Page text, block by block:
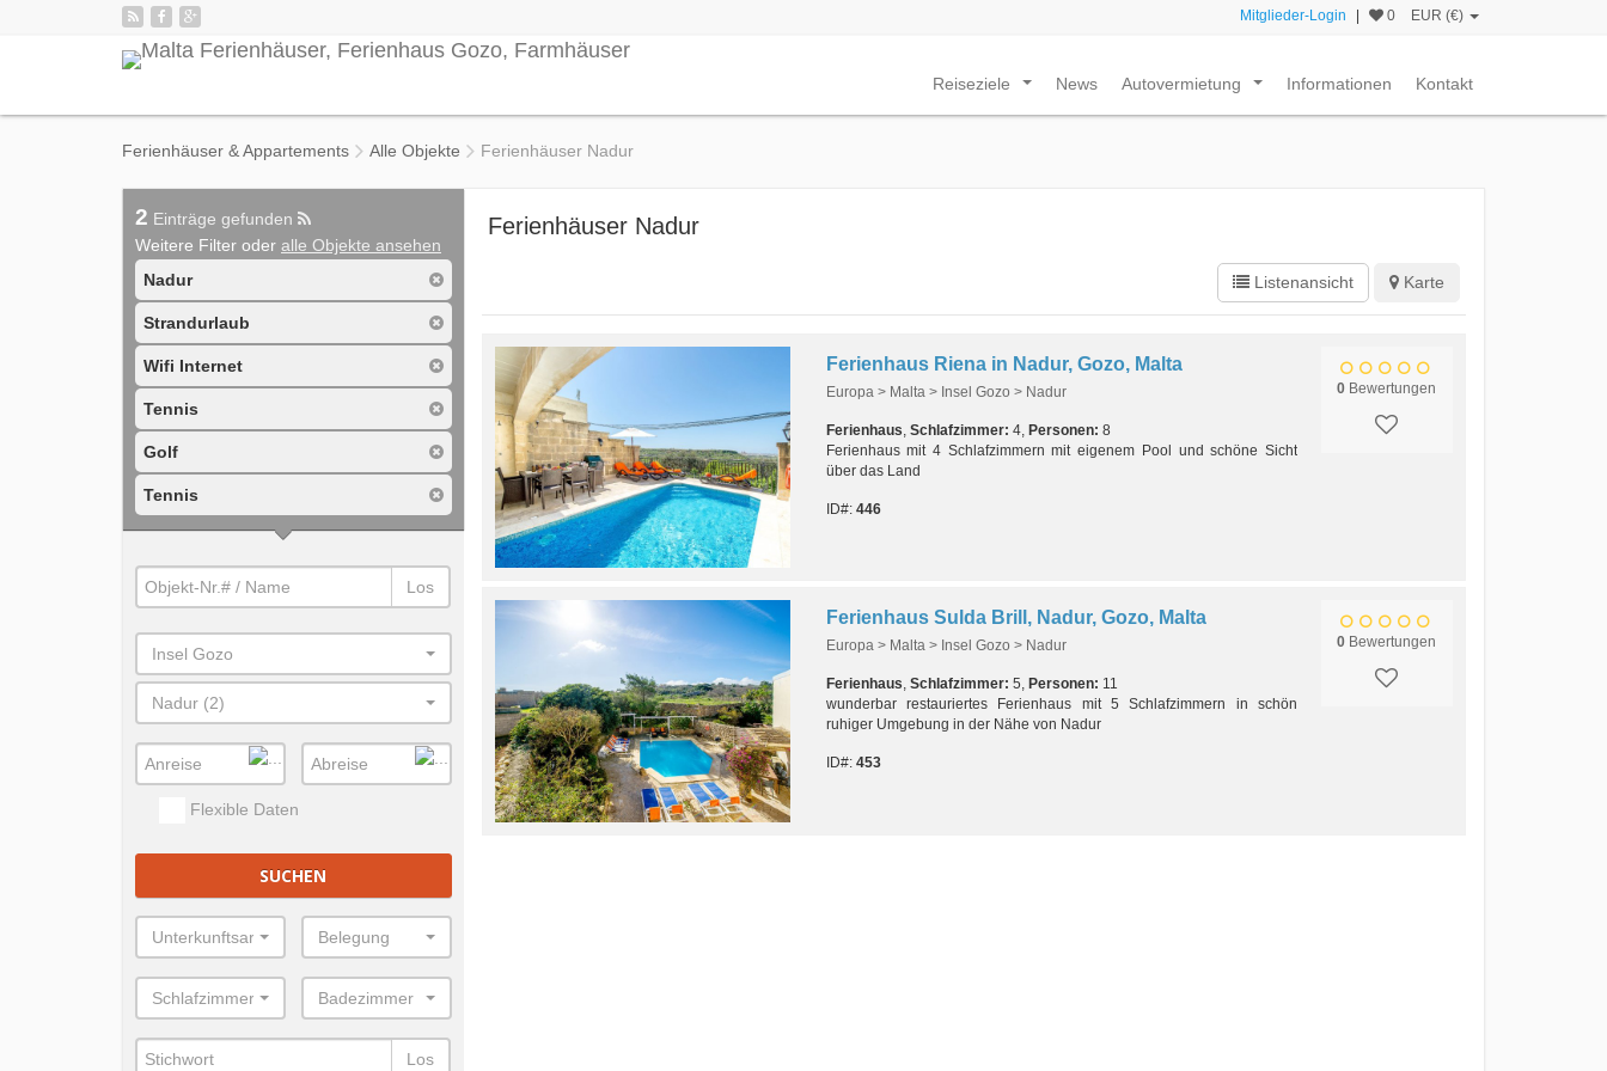
Mitglieder-Login 0 EUR (€)
Reiseziele News Autovermietung Informationen Kontakt
Ferienhäuser & Appartements Alle Objekte Ferienhäuser Nadur
Ferienhäuser Nadur
Listenansicht Karte
Ferienhaus Riena in Nadur, Gozo, Malta
Europa > Malta > Insel Gozo > Nadur
Ferienhaus, Schlafzimmer: 4, Personen: 8
Ferienhaus mit 4 Schlafzimmern mit eigenem Pool und schöne Sicht
über das Land
ID#: 446
0 Bewertungen
Ferienhaus Sulda Brill, Nadur, Gozo, Malta
Europa > Malta > Insel Gozo > Nadur
Ferienhaus, Schlafzimmer: 5, Personen: 11
wunderbar restauriertes Ferienhaus mit 5 Schlafzimmern in schön
ruhiger Umgebung in der Nähe von Nadur
ID#: 453
0 Bewertungen
2 Einträge gefunden
Weitere Filter oder alle Objekte ansehen
Nadur
Strandurlaub
Wifi Internet
Tennis
Golf
Tennis
Los
Insel Gozo
Nadur (2)
Flexible Daten
SUCHEN
Unterkunftsart Belegung
Schlafzimmer Badezimmer
Los